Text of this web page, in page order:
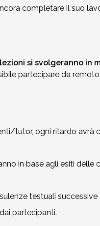
completare il suo
si svolgeranno in
partecipare da
tutor, ogni ritardo avrà
in base agli esiti delle
testuali successive
partecipanti.